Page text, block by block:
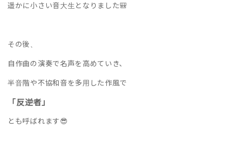
遥かに小さい音大生となりました🎒
その後、
自作曲の演奏で名声を高めていき、
半音階や不協和音を多用した作風で
「反逆者」
とも呼ばれます😎